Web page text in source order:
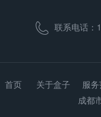
联系电话：
首页 关于盒子 服
成都